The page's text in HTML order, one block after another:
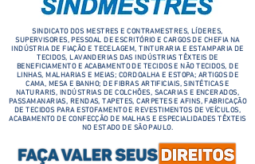
SINDICATO DOS MESTRES E CONTRAMESTRES, LÍDERES,
SUPERVISORES, PESSOAL DE ESCRITÓRIO E CARGOS DE CHEFIA NA
INDÚSTRIA DE FIAÇÃO E TECELAGEM, TINTURARIA E ESTAMPARIA DE
TECIDOS, LAVANDERIAS DAS INDÚSTRIAS TÊXTEIS DE
BENEFICIAMENTO E ACABAMENTO DE TECIDOS E NÃO TECIDOS, DE
LINHAS, MALHARIAS E MEIAS; CORDOALHA E ESTOPA; ARTIGOS DE
CAMA, MESA E BANHO; DE FIBRAS ARTIFICIAIS, SINTÉTICAS E
NATURARIS, INDÚSTRIAS DE COLCHÕES, SACARIAS E ENCERADOS,
PASSAMANARIAS, RENDAS, TAPETES, CARPETES E AFINS, FABRICAÇÃO
DE TECIDOS PARA ESTOFAMENTO E REVESTIMENTOS DE VEÍCULOS,
ACABAMENTO DE CONFECÇÃO DE MALHAS E ESPECIALIDADES TÊXTEIS
NO ESTADO DE SÃO PAULO.